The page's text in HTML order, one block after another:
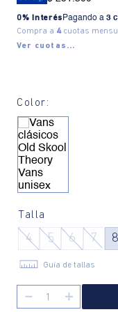
0% Interés Pagando a 3
Compra a 4cuotas
Ver cuotas...
Color:
Talla
4 5 6 7 8
Guía de tallas
＋
－